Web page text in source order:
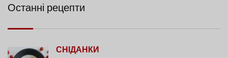
Останні рецепти
СНІДАНКИ